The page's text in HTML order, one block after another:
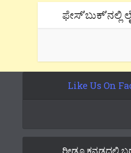
ಫೇಸ್’ಬುಕ್’ನಲ್ಲಿ
Like Us On
ರೀಡೂ ಕನ್ನಡದಲ್ಲಿ